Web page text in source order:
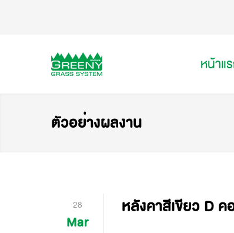
หน้าแ
ตัวอย่างผลงาน
28
Mar
หลังคาสีเขียว D ค